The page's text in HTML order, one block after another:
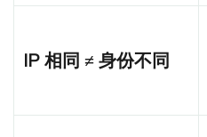
IP 相同 ≠ 身份不同